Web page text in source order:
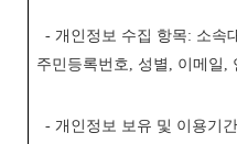
- 개인정보 수집 항목: 소속
주민등록번호, 성별, 이메일,
- 개인정보 보유 및 이용기